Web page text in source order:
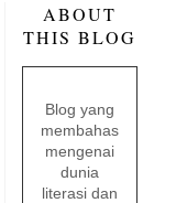
ABOUT
THIS BLOG
Blog yang
membahas
mengenai
dunia
literasi dan